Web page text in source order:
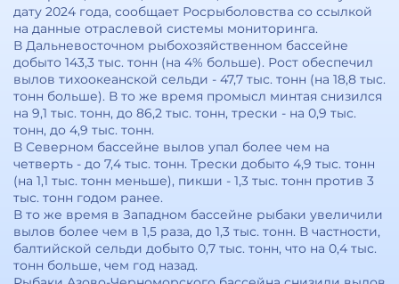
дату 2024 года, сообщает Росрыболовства со ссылкой
на данные отраслевой системы мониторинга.
В Дальневосточном рыбохозяйственном бассейне
добыто 143,3 тыс. тонн (на 4% больше). Рост обеспечил
вылов тихоокеанской сельди - 47,7 тыс. тонн (на 18,8 тыс.
тонн больше). В то же время промысл минтая снизился
на 9,1 тыс. тонн, до 86,2 тыс. тонн, трески - на 0,9 тыс.
тонн, до 4,9 тыс. тонн.
В Северном бассейне вылов упал более чем на
четверть - до 7,4 тыс. тонн. Трески добыто 4,9 тыс. тонн
(на 1,1 тыс. тонн меньше), пикши - 1,3 тыс. тонн против 3
тыс. тонн годом ранее.
В то же время в Западном бассейне рыбаки увеличили
вылов более чем в 1,5 раза, до 1,3 тыс. тонн. В частности,
балтийской сельди добыто 0,7 тыс. тонн, что на 0,4 тыс.
тонн больше, чем год назад.